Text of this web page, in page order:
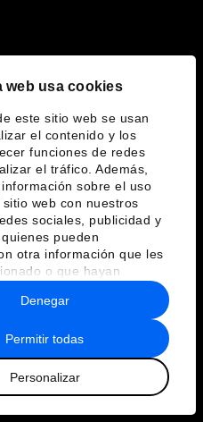
web usa cookies
este sitio web se usan
el contenido y los
funciones de redes
el tráfico. Además,
sobre el uso
web con nuestros
sociales, publicidad y
pueden
otra información que les
o que hayan
del uso que haya
servicios.
Permitir todas
Personalizar
Denegar
Foro